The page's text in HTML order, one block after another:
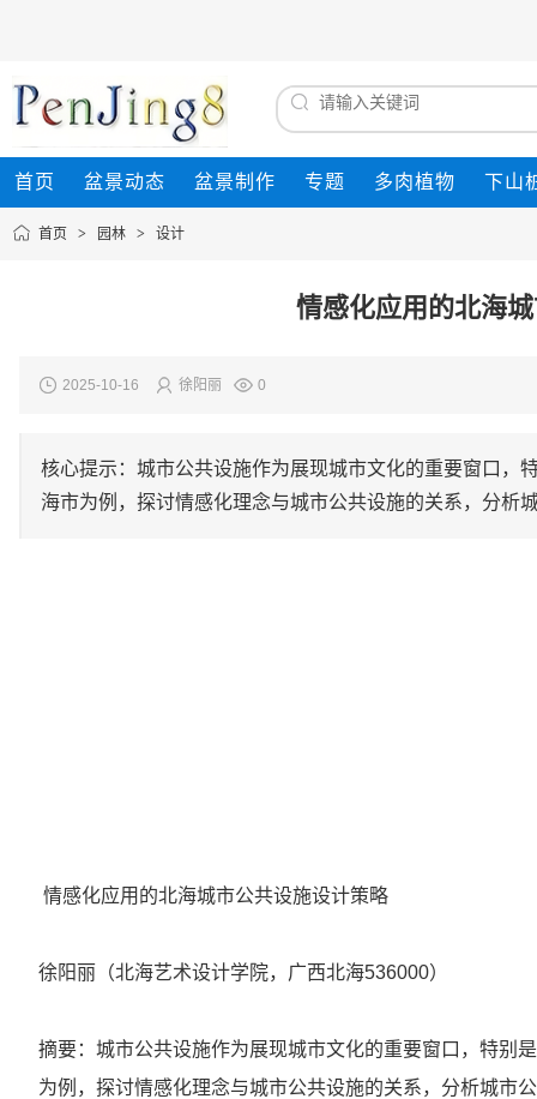
首页 盆景动态 盆景制作 专题 多肉植物 下山
首页 > 园林 > 设计
情感化应用的北海
2025-10-16 徐阳丽 0
核心提示：城市公共设施作为展现城市文化的重要窗口，
海市为例，探讨情感化理念与城市公共设施的关系，分析
情感化应用的北海城市公共设施设计策略
徐阳丽（北海艺术设计学院，广西北海536000）
摘要：城市公共设施作为展现城市文化的重要窗口，特别
为例，探讨情感化理念与城市公共设施的关系，分析城市